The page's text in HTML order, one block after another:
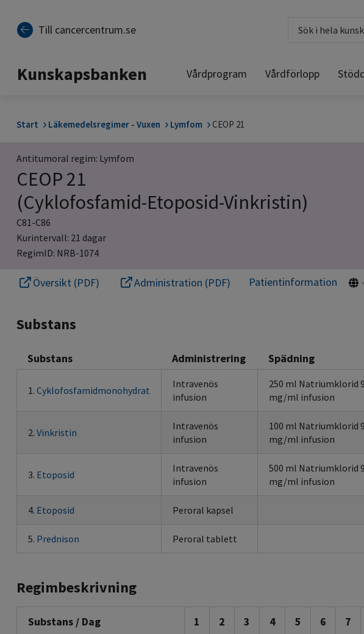
Till cancercentrum.se
Kunskapsbanken Vårdprogram Vårdförlopp
Start Läkemedelsregimer - Vuxen Lymfom CEOP 21
Antitumoral regim: Lymfom
CEOP 21
(Cyklofosfamid-Etoposid-Vinkristin)
C81-C86
Kurintervall: 21 dagar
RegimID: NRB-1074
Översikt (PDF) Administration (PDF) Patientinformation
Substans
Substans Administrering Spädning
1. Cyklofosfamidmonohydrat
Intravenös
infusion
250 ml Natriumklorid 9
mg/ml infusion
2. Vinkristin
Intravenös
infusion
100 ml Natriumklorid 9
mg/ml infusion
3. Etoposid
Intravenös
infusion
500 ml Natriumklorid 9
mg/ml infusion
4. Etoposid Peroral kapsel
5. Prednison Peroral tablett
Regimbeskrivning
Substans / Dag 1 2 3 4 5 6 7